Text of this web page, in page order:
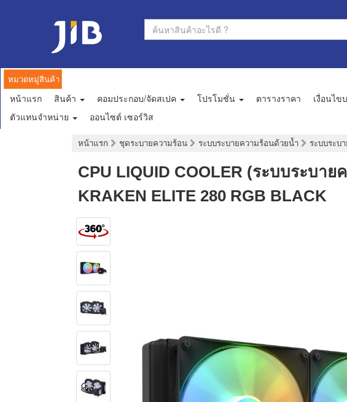
หมวดหมู่สินค้า
หน้าแรก สินค้า คอมประกอบ/จัดสเปค โปรโมชั่น ตารางราคา เงื่อนไข
ตัวแทนจำหน่าย
ออนไซต์ เซอร์วิส
หน้าแรก ชุดระบายความร้อน ระบบระบายความร้อนด้วยน้ำ ระบบระบ
CPU LIQUID COOLER (ระบบระบา
KRAKEN ELITE 280 RGB BLACK